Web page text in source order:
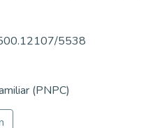
5538
(PNPC)